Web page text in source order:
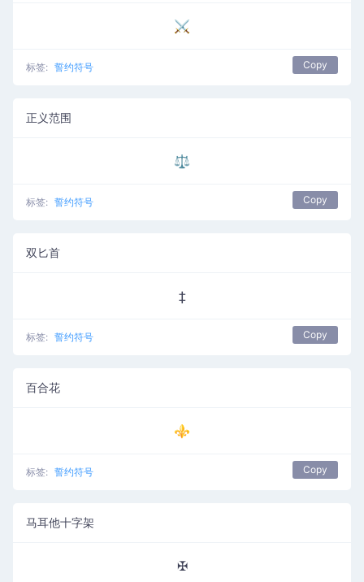
⚔
标签: 誓约符号 Copy
正义范围
⚖
标签: 誓约符号 Copy
双匕首
‡
标签: 誓约符号 Copy
百合花
⚜
标签: 誓约符号 Copy
马耳他十字架
✠